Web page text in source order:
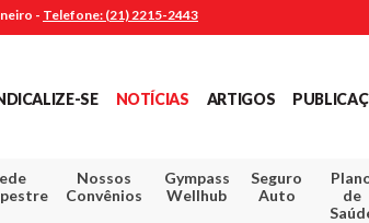
- Telefone: (21) 2215-2443
SE NOTÍCIAS ARTIGOS
Nossos
Convênios
Gympass
Wellhub
Seguro
Auto
de